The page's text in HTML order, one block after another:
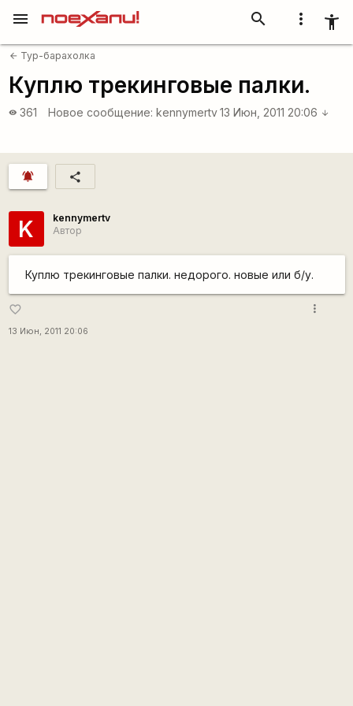
more_vert accessibility_new
search
menu
arrow_back Тур-барахолка
Куплю трекинговые палки.
visibility 361 Новое сообщение: kennymertv 13 Июн, 2011 20:06 arrow_downward
notifications_active share
K
kennymertv
Автор
Куплю трекинговые палки. недорого. новые или б/у.
favorite_border
13 Июн, 2011 20:06
more_vert